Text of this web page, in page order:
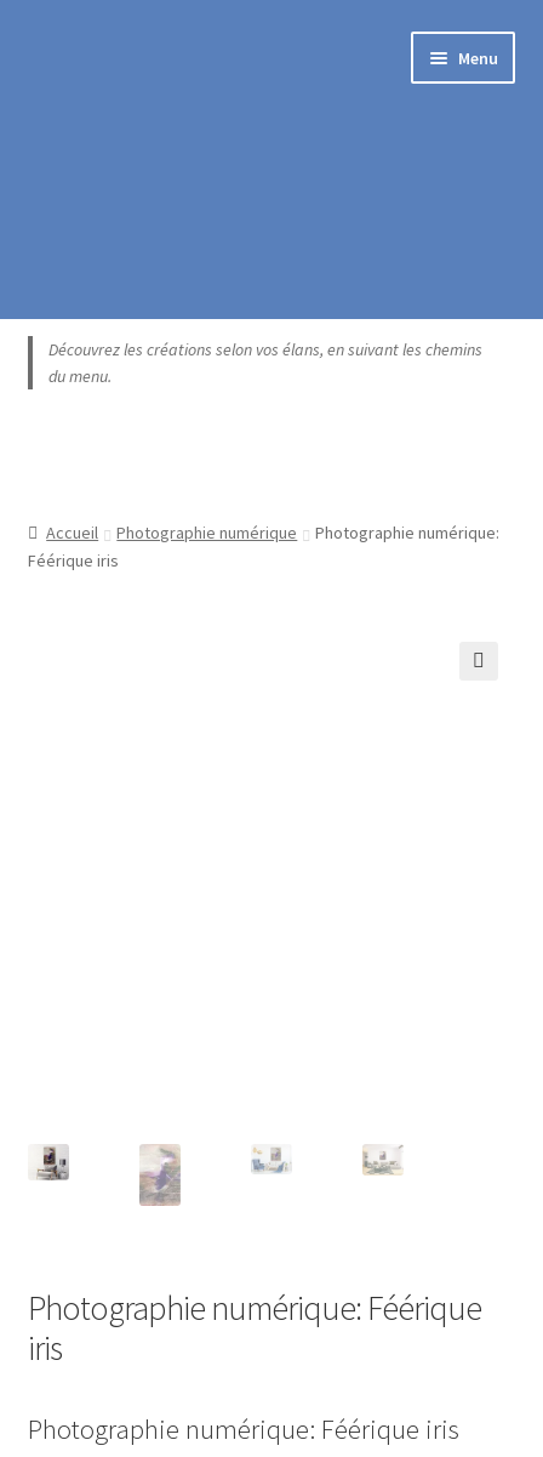
Menu
Accueil
Blogue
Commande
Privacy Policy
Save for later
Découvrez les créations selon vos élans, en suivant les chemins
du menu.
Accueil Photographie numérique
Photographie numérique:
Féérique iris
Photographie numérique: Féérique
iris
Photographie numérique: Féérique iris